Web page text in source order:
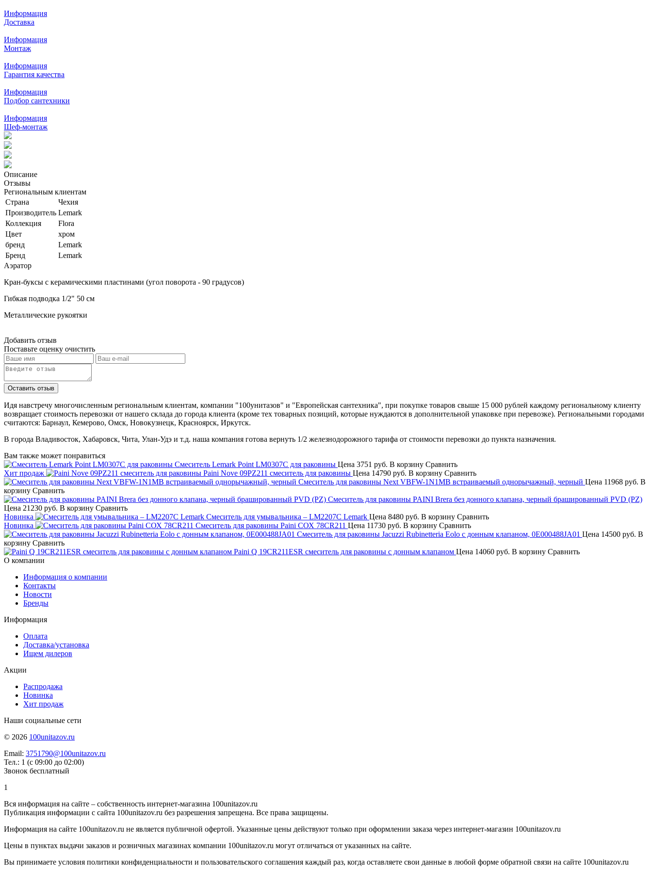
Информация
Доставка
Информация
Монтаж
Информация
Гарантия качества
Информация
Подбор сантехники
Информация
Шеф-монтаж
Описание
Отзывы
Региональным клиентам
Страна
Чехия
Производитель Lemark
Коллекция
Flora
Цвет
хром
бренд
Lemark
Бренд
Lemark
Аэратор
Кран-буксы с керамическими пластинами (угол поворота - 90 градусов)
Гибкая подводка 1/2" 50 см
Металлические рукоятки
Добавить отзыв
Поставьте оценку очистить
Идя навстречу многочисленным региональным клиентам, компании "100унитазов" и "Европейская сантехника", при покупке товаров свыше 15 000 рублей каждому региональному клиенту
возвращает стоимость перевозки от нашего склада до города клиента (кроме тех товарных позиций, которые нуждаются в дополнительной упаковке при перевозке). Региональными городами
считаются: Барнаул, Кемерово, Омск, Новокузнецк, Красноярск, Иркутск.
В города Владивосток, Хабаровск, Чита, Улан-Удэ и т.д. наша компания готова вернуть 1/2 железнодорожного тарифа от стоимости перевозки до пункта назначения.
Вам также может понравиться
Смеситель Lemark Point LM0307C для раковины Цена 3751 руб. В корзину Сравнить
Хит продаж
Paini Nove 09PZ211 смеситель для раковины Цена 14790 руб. В корзину Сравнить
Смеситель для раковины Next VBFW-1N1MB встраиваемый однорычажный, черный Цена 11968 руб. В
корзину Сравнить
Смеситель для раковины PAINI Brera без донного клапана, черный брашированный PVD (PZ)
Цена 21230 руб. В корзину Сравнить
Новинка
Смеситель для умывальника – LM2207C Lemark Цена 8480 руб. В корзину Сравнить
Новинка
Смеситель для раковины Paini СОХ 78CR211 Цена 11730 руб. В корзину Сравнить
Смеситель для раковины Jacuzzi Rubinetteria Eolo с донным клапаном, 0E000488JA01 Цена 14500 руб. В
корзину Сравнить
Paini Q 19CR211ESR смеситель для раковины с донным клапаном Цена 14060 руб. В корзину Сравнить
О компании
Информация о компании
Контакты
Новости
Бренды
Информация
Оплата
Доставка/установка
Ищем дилеров
Акции
Распродажа
Новинка
Хит продаж
Наши социальные сети
© 2026 100unitazov.ru
Email: 3751790@100unitazov.ru
Тел.: 1 (с 09:00 до 02:00)
Звонок бесплатный
1
Вся информация на сайте – собственность интернет-магазина 100unitazov.ru
Публикация информации с сайта 100unitazov.ru без разрешения запрещена. Все права защищены.
Информация на сайте 100unitazov.ru не является публичной офертой. Указанные цены действуют только при оформлении заказа через интернет-магазин 100unitazov.ru
Цены в пунктах выдачи заказов и розничных магазинах компании 100unitazov.ru могут отличаться от указанных на сайте.
Вы принимаете условия политики конфиденциальности и пользовательского соглашения каждый раз, когда оставляете свои данные в любой форме обратной связи на сайте 100unitazov.ru